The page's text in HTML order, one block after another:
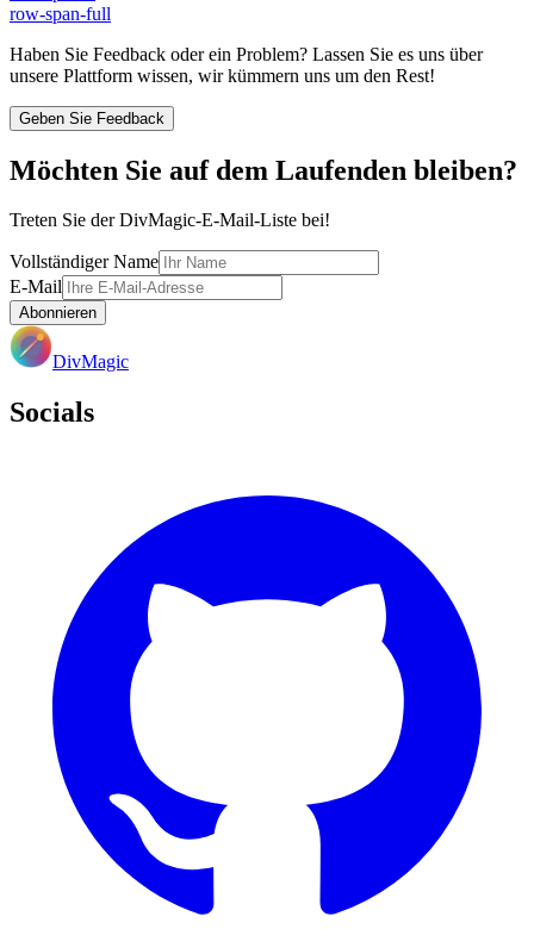
row-span-full
Haben Sie Feedback oder ein Problem? Lassen Sie es uns über
unsere Plattform wissen, wir kümmern uns um den Rest!
Geben Sie Feedback
Möchten Sie auf dem Laufenden bleiben?
Treten Sie der DivMagic-E-Mail-Liste bei!
Vollständiger Name
E-Mail
Abonnieren
DivMagic
Socials